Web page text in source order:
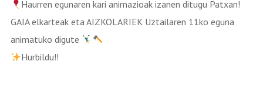
Haurren egunaren kari animazioak izanen ditugu Patxan!
GAIA elkarteak eta AIZKOLARIEK Uztailaren 11ko eguna
animatuko digute
Hurbildu!!